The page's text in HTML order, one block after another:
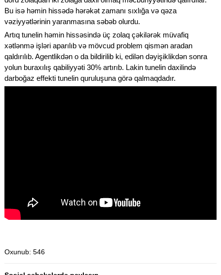
Bu isə həmin hissədə hərəkət zamanı sıxlığa və qəza
vəziyyətlərinin yaranmasına səbəb olurdu.
Artıq tunelin həmin hissəsində üç zolaq çəkilərək müvafiq
xətlənmə işləri aparılıb və mövcud problem qismən aradan
qaldırılıb. Agentlikdən o da bildirilib ki, edilən dəyişiklikdən sonra
yolun buraxılış qabiliyyəti 30% artırıb. Lakin tunelin daxilində
darboğaz effekti tunelin quruluşuna görə qalmaqdadır.
Oxunub: 546